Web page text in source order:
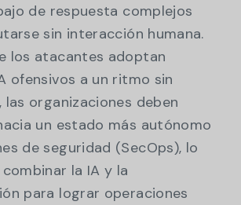
de respuesta complejos
sin interacción humana.
los atacantes adoptan
ofensivos a un ritmo sin
las organizaciones deben
un estado más autónomo
de seguridad (SecOps), lo
la IA y la
para lograr operaciones